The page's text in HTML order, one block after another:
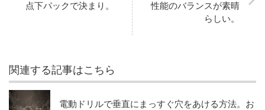
点下パックで決まり。
性能のバランスが素晴
らしい。
関連する記事はこちら
電動ドリルで垂直にまっすぐ穴をあける方法。お